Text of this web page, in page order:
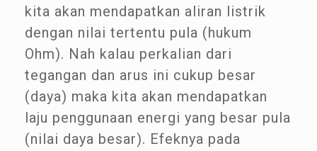
kita akan mendapatkan aliran listrik
dengan nilai tertentu pula (hukum
Ohm). Nah kalau perkalian dari
tegangan dan arus ini cukup besar
(daya) maka kita akan mendapatkan
laju penggunaan energi yang besar pula
(nilai daya besar). Efeknya pada